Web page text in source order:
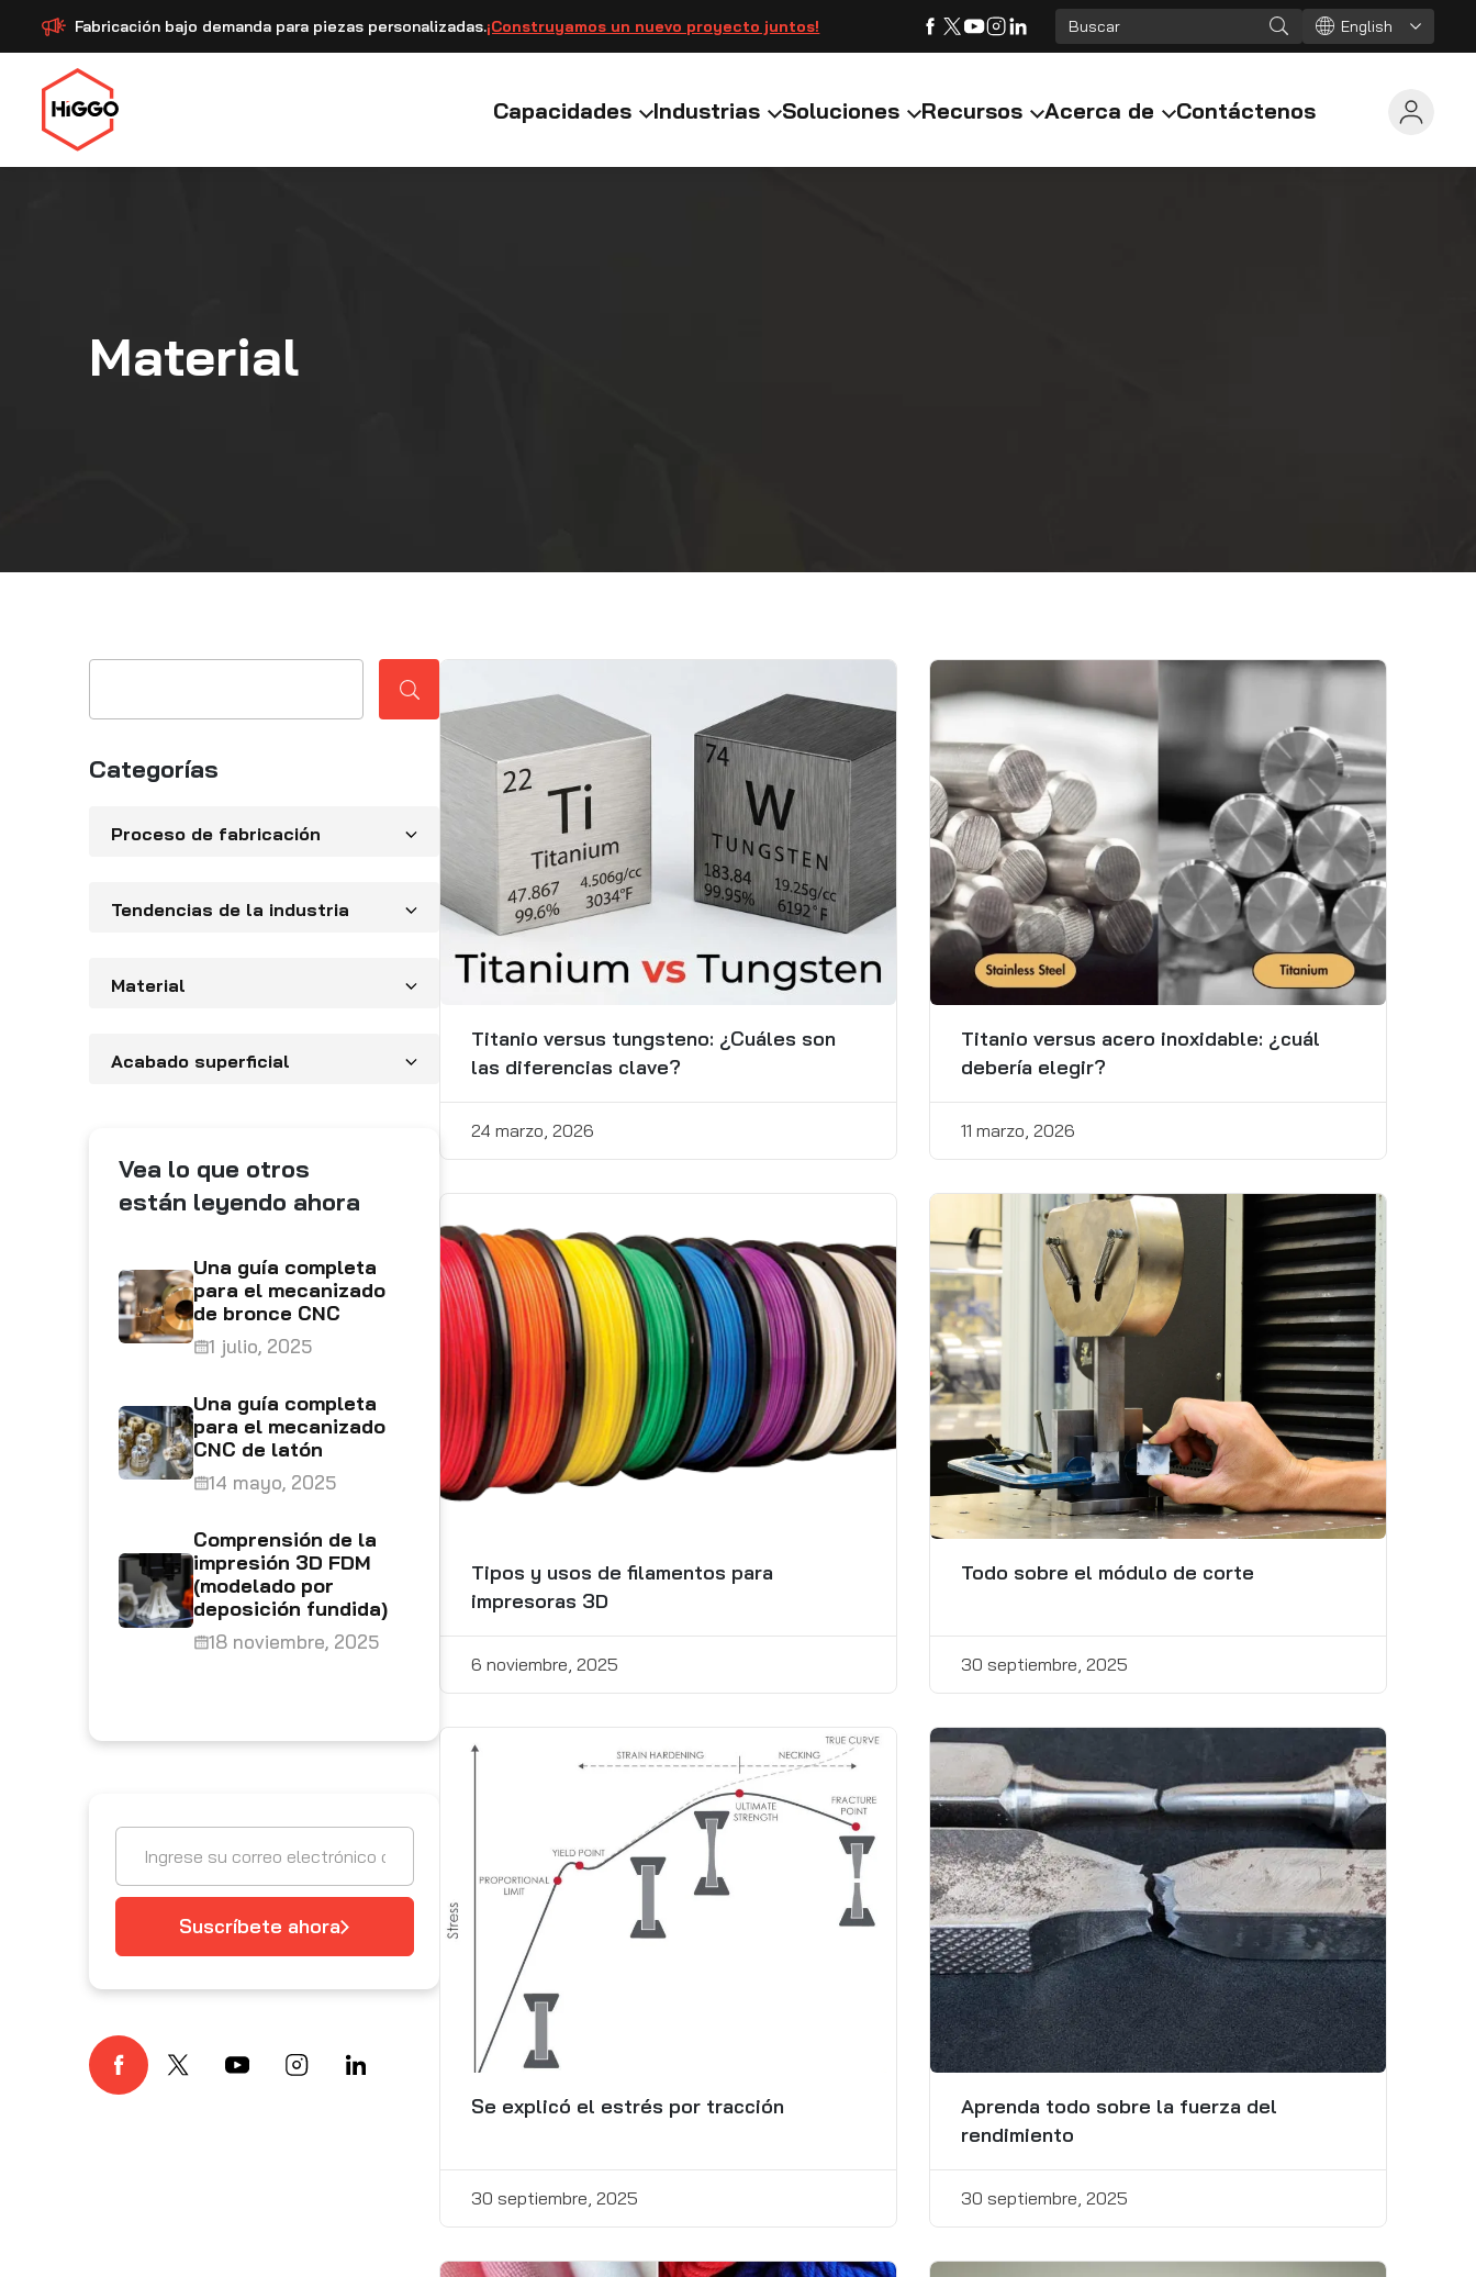
English
Capacidades Industrias Soluciones Recursos Acerca de Contáctenos
Material
Categorías
Proceso de fabricación
Tendencias de la industria
Material
Acabado superficial
Vea lo que otros
están leyendo ahora
Una guía completa
para el mecanizado
de bronce CNC
1 julio, 2025
Una guía completa
para el mecanizado
CNC de latón
14 mayo, 2025
Comprensión de la
impresión 3D FDM
(modelado por
deposición fundida)
18 noviembre, 2025
¿Cuál es la diferencia
entre titanio y acero?
5 noviembre, 2024
11 Métodos de
fabricación de
plástico y sus usos
25 marzo, 2025
hilos
3 enero, 2025
Suscríbete ahora
Titanio versus tungsteno: ¿Cuáles son
las diferencias clave?
24 marzo, 2026
Titanio versus acero inoxidable: ¿cuál
debería elegir?
11 marzo, 2026
Tipos y usos de filamentos para
impresoras 3D
6 noviembre, 2025
Todo sobre el módulo de corte
30 septiembre, 2025
Se explicó el estrés por tracción
30 septiembre, 2025
Aprenda todo sobre la fuerza del
rendimiento
30 septiembre, 2025